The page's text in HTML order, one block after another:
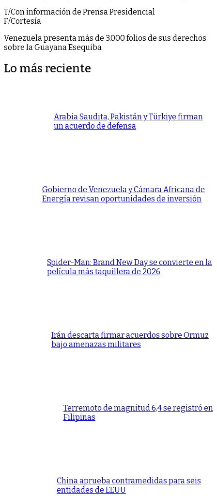
T/Con información de Prensa Presidencial
F/Cortesía
Venezuela presenta más de 3.000 folios de sus derechos
sobre la Guayana Esequiba
Lo más reciente
Arabia Saudita, Pakistán y Türkiye firman
un acuerdo de defensa
Gobierno de Venezuela y Cámara Africana de
Energía revisan oportunidades de inversión
Spider-Man: Brand New Day se convierte en la
película más taquillera de 2026
Irán descarta firmar acuerdos sobre Ormuz
bajo amenazas militares
Terremoto de magnitud 6,4 se registró en
Filipinas
China aprueba contramedidas para seis
entidades de EEUU